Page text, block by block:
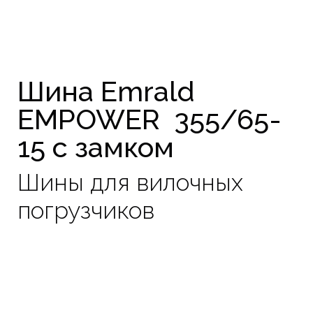
Шина Emrald
EMPOWER 355/65-
15 с замком
Шины для вилочных
погрузчиков